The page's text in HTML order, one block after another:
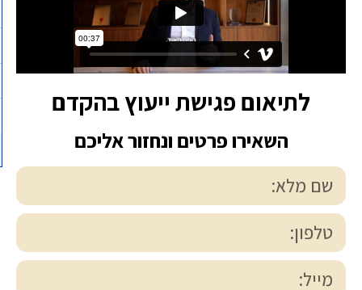
לתיאום פגישת ייעוץ בהקדם
השאירו פרטים ונחזור אליכם